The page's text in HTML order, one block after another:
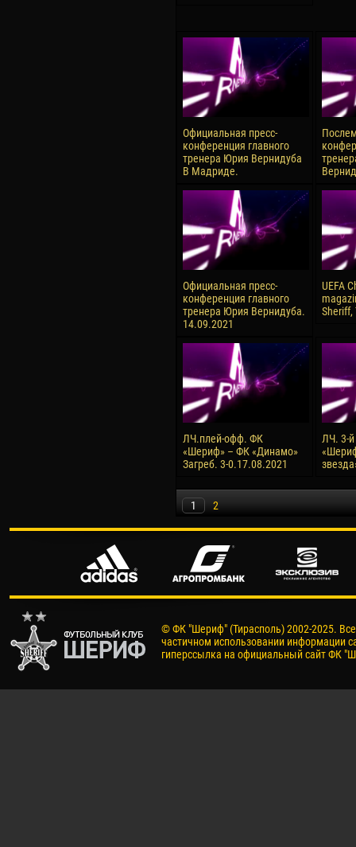
Официальная пресс-
конференция главного
тренера Юрия Вернидуба
В Мадриде.
Официальная пресс-
конференция главного
тренера Юрия Вернидуба.
14.09.2021
UEFA
Sheriff,
ЛЧ.плей-офф. ФК
«Шериф» – ФК «Динамо»
Загреб. 3-0.17.08.2021
ЛЧ. 3-
1 2
© ФК "Шериф" (Тирасполь) 2002-2025.
частичном использовании информации
гиперссылка на официальный сайт ФК